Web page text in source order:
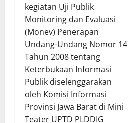
kegiatan Uji Publik
Monitoring dan Evaluasi
(Monev) Penerapan
Undang-Undang Nomor 14
Tahun 2008 tentang
Keterbukaan Informasi
Publik diselenggarakan
oleh Komisi Informasi
Provinsi Jawa Barat di Mini
Teater UPTD PLDDIG